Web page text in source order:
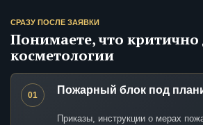
СРАЗУ ПОСЛЕ ЗАЯВКИ
Понимаете, что критично
косметологии
01 Пожарный блок под
Приказы, инструкции о мерах